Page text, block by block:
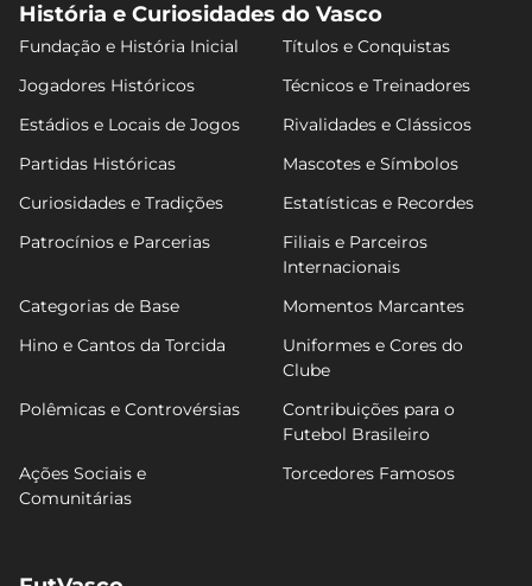
História e Curiosidades do Vasco
Fundação e História Inicial
Títulos e Conquistas
Jogadores Históricos
Técnicos e Treinadores
Estádios e Locais de Jogos
Rivalidades e Clássicos
Partidas Históricas
Mascotes e Símbolos
Curiosidades e Tradições
Estatísticas e Recordes
Patrocínios e Parcerias
Filiais e Parceiros
Internacionais
Categorias de Base
Momentos Marcantes
Hino e Cantos da Torcida
Uniformes e Cores do
Clube
Polêmicas e Controvérsias
Contribuições para o
Futebol Brasileiro
Ações Sociais e
Comunitárias
Torcedores Famosos